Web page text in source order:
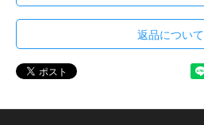
返品について